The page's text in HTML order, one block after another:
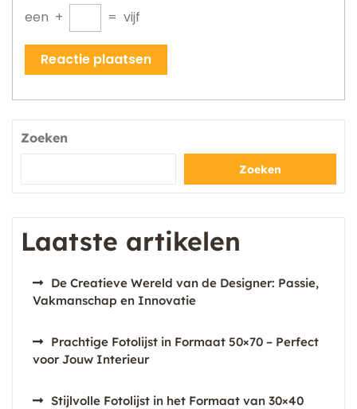
een + = vijf
Zoeken
Zoeken
Laatste artikelen
De Creatieve Wereld van de Designer: Passie,
Vakmanschap en Innovatie
Prachtige Fotolijst in Formaat 50×70 – Perfect
voor Jouw Interieur
Stijlvolle Fotolijst in het Formaat van 30×40